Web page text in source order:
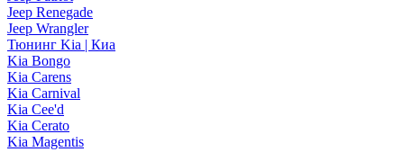
Jeep Renegade
Jeep Wrangler
Тюнинг Kia | Киа
Kia Bongo
Kia Carens
Kia Carnival
Kia Cee'd
Kia Cerato
Kia Magentis